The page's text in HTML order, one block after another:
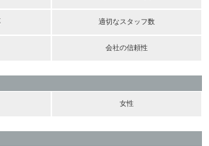
適切なスタッフ数
会社の信頼性
女性